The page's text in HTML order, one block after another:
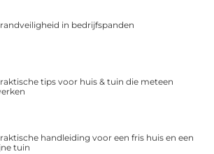
in bedrijfspanden
tips voor huis & tuin die meteen
handleiding voor een fris huis en een
tuin